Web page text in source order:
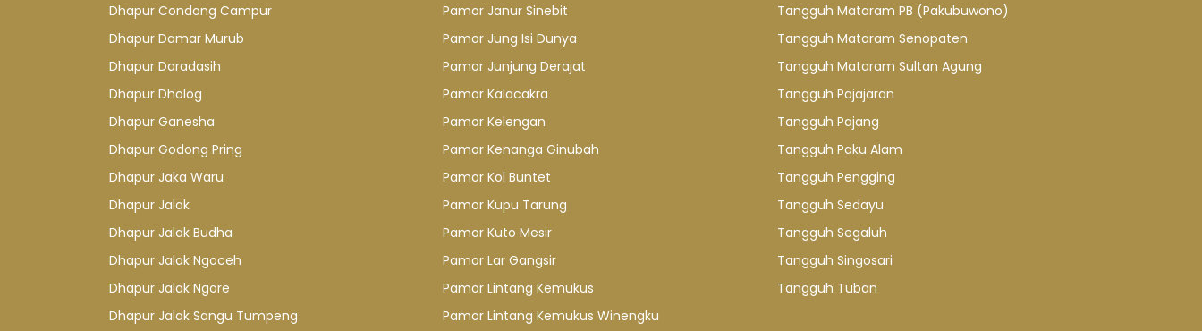
Dhapur Condong Campur
Dhapur Damar Murub
Dhapur Daradasih
Dhapur Dholog
Dhapur Ganesha
Dhapur Godong Pring
Dhapur Jaka Waru
Dhapur Jalak
Dhapur Jalak Budha
Dhapur Jalak Ngoceh
Dhapur Jalak Ngore
Dhapur Jalak Sangu Tumpeng
Pamor Janur Sinebit
Pamor Jung Isi Dunya
Pamor Junjung Derajat
Pamor Kalacakra
Pamor Kelengan
Pamor Kenanga Ginubah
Pamor Kol Buntet
Pamor Kupu Tarung
Pamor Kuto Mesir
Pamor Lar Gangsir
Pamor Lintang Kemukus
Pamor Lintang Kemukus Winengku
Tangguh Mataram PB (Pakubuwono)
Tangguh Mataram Senopaten
Tangguh Mataram Sultan Agung
Tangguh Pajajaran
Tangguh Pajang
Tangguh Paku Alam
Tangguh Pengging
Tangguh Sedayu
Tangguh Segaluh
Tangguh Singosari
Tangguh Tuban